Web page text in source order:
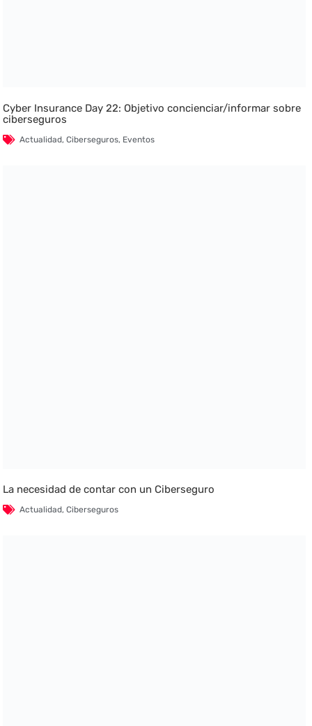
Cyber Insurance Day 22: Objetivo concienciar/informar sobre
ciberseguros
Actualidad,Ciberseguros, Eventos
La necesidad de contar con un Ciberseguro
Actualidad,Ciberseguros